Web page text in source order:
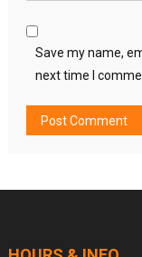
Save my name,
next time I